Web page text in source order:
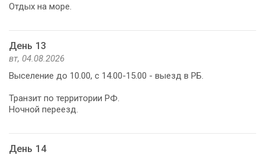
Отдых на море.
День 13
вт, 04.08.2026
Выселение до 10.00, с 14.00-15.00 - выезд в РБ.
Транзит по территории РФ.
Ночной переезд.
День 14